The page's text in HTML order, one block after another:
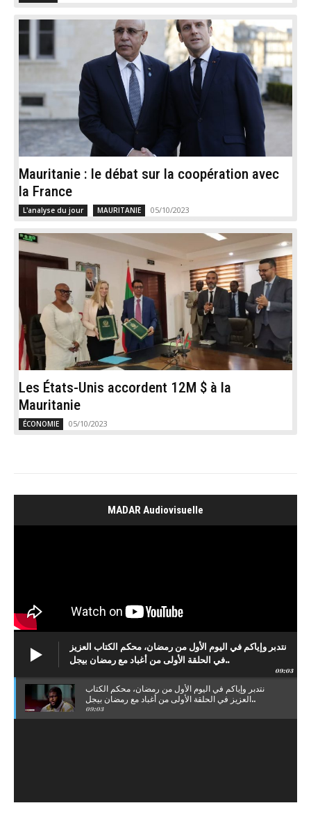
Mauritanie : le débat sur la coopération avec
la France
L'analyse du jour MAURITANIE 05/10/2023
Les États-Unis accordent 12M $ à la
Mauritanie
ÉCONOMIE 05/10/2023
MADAR Audiovisuelle
نتدبر وإياكم في اليوم الأول من رمضان، محكم الكتاب العزيز
في الحلقة الأولى من أغباد مع رمضان بيجل..
09:03
نتدبر وإياكم في اليوم الأول من رمضان، محكم الكتاب
العزيز في الحلقة الأولى من أغباد مع رمضان بيجل..
09:03